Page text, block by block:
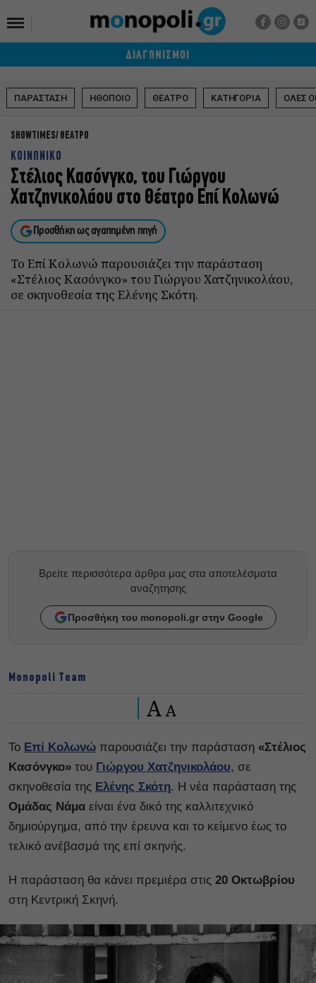
ΔΙΑΓΩΝΙΣΜΟΙ
ΠΑΡΑΣΤΑΣΗ ΗΘΟΠΟΙΟ ΘΕΑΤΡΟ ΚΑΤΗΓΟΡΙΑ ΟΛΕΣ
SHOWTIMES ΘΕΑΤΡΟ
ΚΟΙΝΩΝΙΚΟ
Στέλιος Κασόνγκο, του Γιώργου
Χατζηνικολάου στο Θέατρο Επί Κολωνώ
Προσθήκη ως αγαπημένη πηγή
Το Επί Κολωνώ παρουσιάζει την παράσταση
«Στέλιος Κασόνγκο» του Γιώργου Χατζηνικολάου,
σε σκηνοθεσία της Ελένης Σκότη.
Βρείτε περισσότερα άρθρα μας στα αποτελέσματα
αναζητησης
Προσθήκη του monopoli.gr στην Google
Monopoli Team
A A
Το Επί Κολωνώ παρουσιάζει την παράσταση «Στέλιος
Κασόνγκο» του Γιώργου Χατζηνικολάου, σε
σκηνοθεσία της Ελένης Σκότη. Η νέα παράσταση της
Ομάδας Νάμα είναι ένα δικό της καλλιτεχνικό
δημιούργημα, από την έρευνα και το κείμενο έως το
τελικό ανέβασμά της επί σκηνής.
Η παράσταση θα κάνει πρεμιέρα στις 20 Οκτωβρίου
στη Κεντρική Σκηνή.